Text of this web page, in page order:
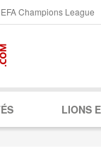
Champions League
LIONS